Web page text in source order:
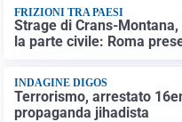
FRIZIONI TRA PAESI
Strage di Crans-
la parte civile: Roma
INDAGINE DIGOS
Terrorismo, arrestato
propaganda jihadista